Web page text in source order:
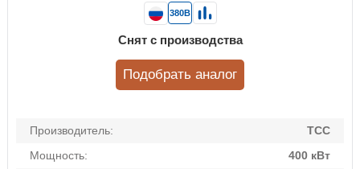
Производитель:
ТСС
Мощность:
400 кВт
380В
Снят с производства
Подобрать аналог